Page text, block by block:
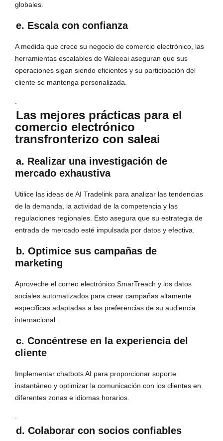
globales.
e. Escala con confianza
A medida que crece su negocio de comercio electrónico, las
herramientas escalables de Waleeai aseguran que sus
operaciones sigan siendo eficientes y su participación del
cliente se mantenga personalizada.
.
Las mejores prácticas para el
comercio electrónico
transfronterizo con saleai
a. Realizar una investigación de
mercado exhaustiva
Utilice las ideas de AI Tradelink para analizar las tendencias
de la demanda, la actividad de la competencia y las
regulaciones regionales. Esto asegura que su estrategia de
entrada de mercado esté impulsada por datos y efectiva.
b. Optimice sus campañas de
marketing
Aproveche el correo electrónico SmarTreach y los datos
sociales automatizados para crear campañas altamente
específicas adaptadas a las preferencias de su audiencia
internacional.
c. Concéntrese en la experiencia del
cliente
Implementar chatbots AI para proporcionar soporte
instantáneo y optimizar la comunicación con los clientes en
diferentes zonas e idiomas horarios.
.
d. Colaborar con socios confiables